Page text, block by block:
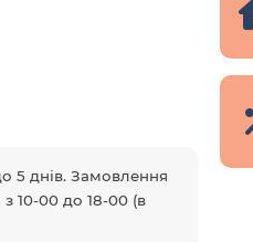
5 днів. Замовлення
10-00 до 18-00 (в